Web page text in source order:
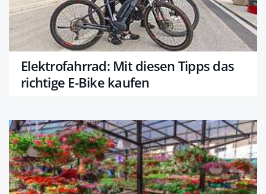
Elektrofahrrad: Mit diesen Tipps das
richtige E-Bike kaufen